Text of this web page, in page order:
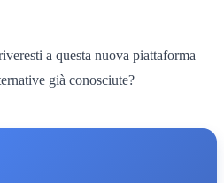
a questa nuova piattaforma
già conosciute?